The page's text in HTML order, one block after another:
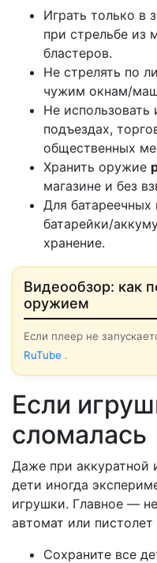
Играть только в
при стрельбе
бластеров.
Не стрелять по
чужим окнам/
Не
подъездах,
общественных
Хранить оружие
магазине и без
Для
батарейки/
хранение.
Видеообзор: как
оружием
▶ Смотреть
Если плеер не
RuTube .
Если
сломалась
Даже при аккуратной
дети иногда
игрушки. Главное —
автомат или пистолет
Сохраните все